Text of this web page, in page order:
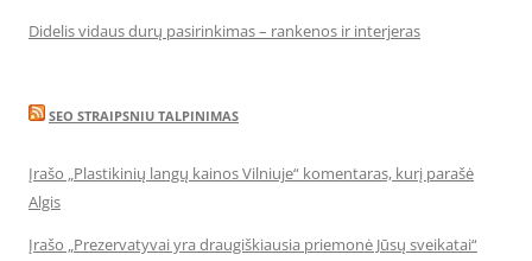
Didelis vidaus durų pasirinkimas – rankenos ir interjeras
SEO STRAIPSNIU TALPINIMAS
Įrašo „Plastikinių langų kainos Vilniuje“ komentaras, kurį parašė
Algis
Įrašo „Prezervatyvai yra draugiškiausia priemonė Jūsų sveikatai“